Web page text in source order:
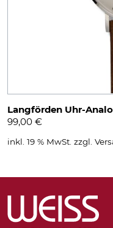
Langförden Uhr-
99,00 €
inkl. 19 % MwSt. zzgl.